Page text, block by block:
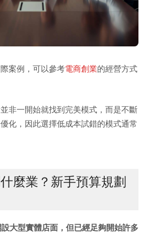
案例，可以參考電商創業的經營方式
非一開始就找到完美模式，而是不斷
化，因此選擇低成本試錯的模式通常
麼業？新手預算規劃
大型實體店面，但已經足夠開始許多